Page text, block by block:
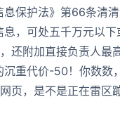
息保护法》第66条清
，可处五千万元以下
还附加直接负责人最
沉重代价-50！你数数
页，是不是正在雷区